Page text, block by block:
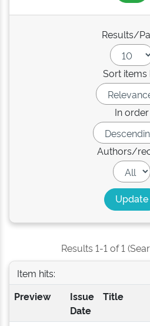
Results/
Sort items
In order
Authors/
Results 1-1 of 1
Item hits:
Preview
Issue
Date
Title